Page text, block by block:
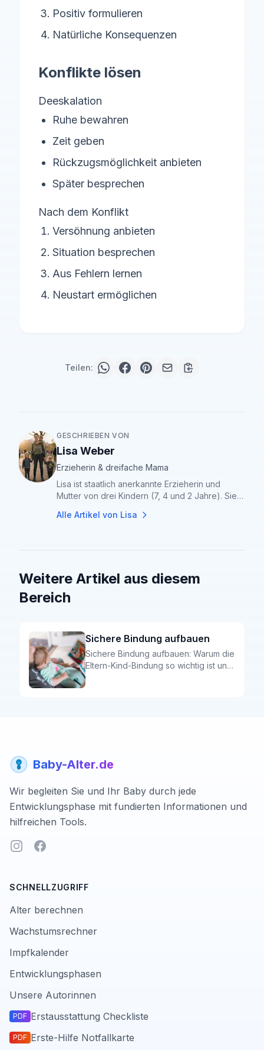
Positiv formulieren
Natürliche Konsequenzen
Konflikte lösen
Deeskalation
Ruhe bewahren
Zeit geben
Rückzugsmöglichkeit anbieten
Später besprechen
Nach dem Konflikt
Versöhnung anbieten
Situation besprechen
Aus Fehlern lernen
Neustart ermöglichen
Teilen:
GESCHRIEBEN VON
Lisa Weber
Erzieherin & dreifache Mama
Lisa ist staatlich anerkannte Erzieherin und
Mutter von drei Kindern (7, 4 und 2 Jahre). Sie
Kleinkindern und Familien.
Alle Artikel von Lisa
Weitere Artikel aus diesem
Bereich
Sichere Bindung aufbauen
Sichere Bindung aufbauen: Warum die
Eltern-Kind-Bindung so wichtig ist und
Baby-Alter.de
Wir begleiten Sie und Ihr Baby durch jede
Entwicklungsphase mit fundierten Informationen und
hilfreichen Tools.
InstagramFacebook
SCHNELLZUGRIFF
Alter berechnen
Wachstumsrechner
Impfkalender
Entwicklungsphasen
Unsere Autorinnen
PDF Erstausstattung Checkliste
PDF Erste-Hilfe Notfallkarte